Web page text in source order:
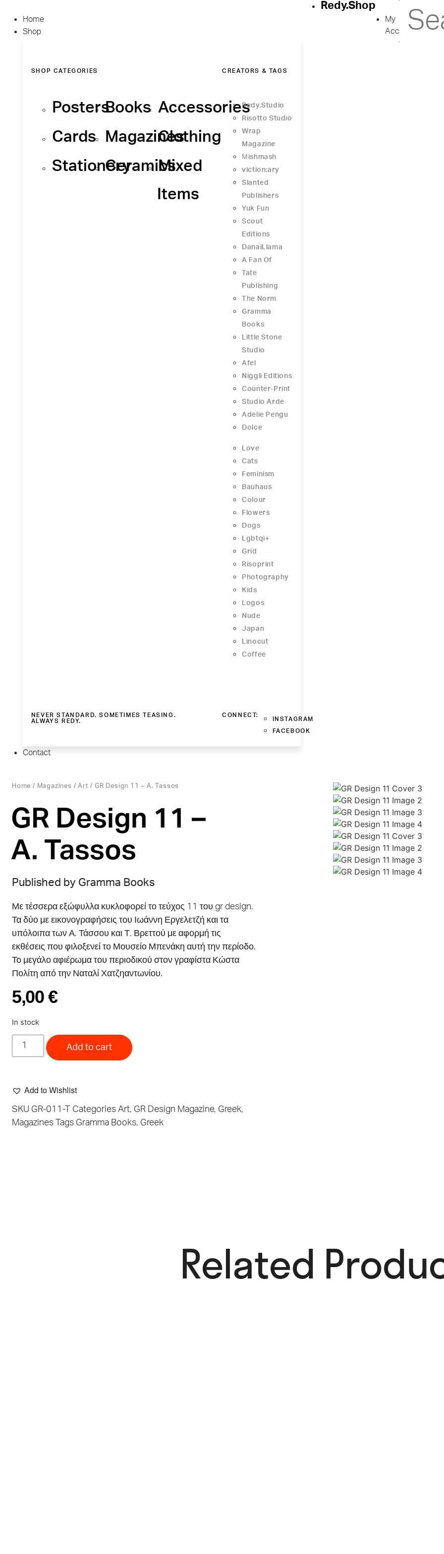
Home
Shop
SHOP CATEGORIES
Posters
Cards
Stationery
Books
Magazines
Ceramics
Accessories
Clothing
Mixed
Items
CREATORS & TAGS
Redy.Studio
Risotto Studio
Wrap
Magazine
Μishmash
viction:ary
Slanted
Publishers
Yuk Fun
Scout
Editions
DanaiLlama
A Fan Of
Tate
Publishing
The Norm
Gramma
Books
Little Stone
Studio
Afel
Niggli Editions
Counter-Print
Studio Arde
Adelie Pengu
Dolce
Love
Cats
Feminism
Bauhaus
Colour
Flowers
Dogs
Lgbtqi+
Grid
Risoprint
Photography
Kids
Logos
Nude
Japan
Linocut
Coffee
NEVER STANDARD. SOMETIMES TEASING.
ALWAYS REDY.
CONNECT:
INSTAGRAM
FACEBOOK
Contact
Redy.Shop
My
Account
Home / Magazines /Art / GR Design 11 – A. Tassos
GR Design 11 –
A. Tassos
Published by Gramma Books
Με τέσσερα εξώφυλλα κυκλοφορεί το τεύχος 11 του gr design.
Τα δύο με εικονογραφήσεις του Ιωάννη Εργελετζή και τα
υπόλοιπα των Α. Τάσσου και Τ. Βρεττού με αφορμή τις
εκθέσεις που φιλοξενεί το Μουσείο Μπενάκη αυτή την περίοδο.
Το μεγάλο αφιέρωμα του περιοδικού στον γραφίστα Κώστα
Πολίτη από την Ναταλί Χατζηαντωνίου.
5,00€
In stock
Add to cart
Add to Wishlist
SKU GR-011-T Categories Art, GR Design Magazine, Greek,
Magazines
Tags Gramma Books, Greek
Related